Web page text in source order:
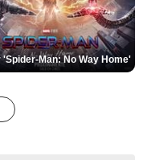
'Spider-Man: No Way Home'